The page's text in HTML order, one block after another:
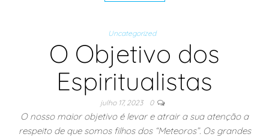
Uncategorized
O Objetivo dos
Espiritualistas
julho 17, 2023 0
O nosso maior objetivo é levar e atrair a sua atenção a
respeito de que somos filhos dos “Meteoros”. Os grandes